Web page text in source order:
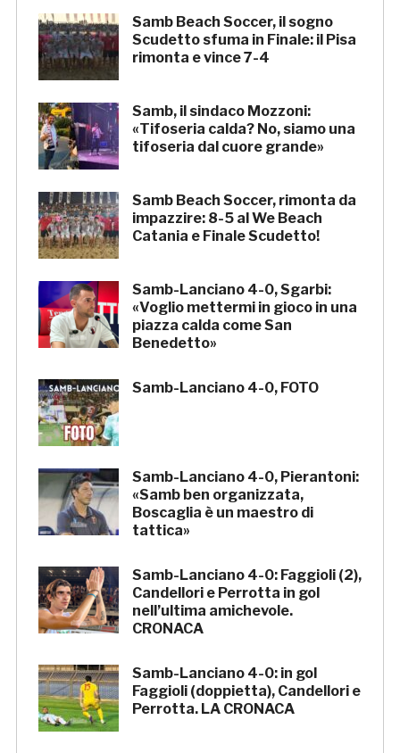
Samb Beach Soccer, il sogno
Scudetto sfuma in Finale: il Pisa
rimonta e vince 7-4
Samb, il sindaco Mozzoni:
«Tifoseria calda? No, siamo una
tifoseria dal cuore grande»
Samb Beach Soccer, rimonta da
impazzire: 8-5 al We Beach
Catania e Finale Scudetto!
Samb-Lanciano 4-0, Sgarbi:
«Voglio mettermi in gioco in una
piazza calda come San
Benedetto»
Samb-Lanciano 4-0, FOTO
Samb-Lanciano 4-0, Pierantoni:
«Samb ben organizzata,
Boscaglia è un maestro di
tattica»
Samb-Lanciano 4-0: Faggioli (2),
Candellori e Perrotta in gol
nell’ultima amichevole.
CRONACA
Samb-Lanciano 4-0: in gol
Faggioli (doppietta), Candellori e
Perrotta. LA CRONACA